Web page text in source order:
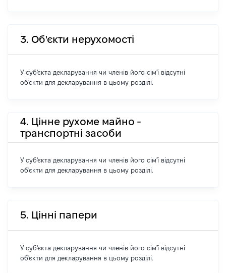
3. Об'єкти нерухомості
У суб'єкта декларування чи членів його сім'ї відсутні
об'єкти для декларування в цьому розділі.
4. Цінне рухоме майно -
транспортні засоби
У суб'єкта декларування чи членів його сім'ї відсутні
об'єкти для декларування в цьому розділі.
5. Цінні папери
У суб'єкта декларування чи членів його сім'ї відсутні
об'єкти для декларування в цьому розділі.